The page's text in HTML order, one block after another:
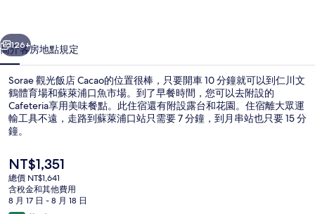
相
片
集
個 下一個
126+
簡介客房地點規定
Sorae 觀光飯店 Cacao的位置很棒，只要開車 10 分鐘就可以到仁川文
鶴體育場和蘇萊浦口魚市場。到了早餐時間，您可以去附設的
Cafeteria享用美味餐點。此住宿還有附設露台和花園。住宿離大眾運
輸工具不遠，走路到蘇萊浦口站只需要 7 分鐘，到月串站也只要 15 分
鐘。
目
前
的
價
NT$1,351
總價 NT$1,641
含稅金和其他費用
8 月 17 日 - 8 月 18 日